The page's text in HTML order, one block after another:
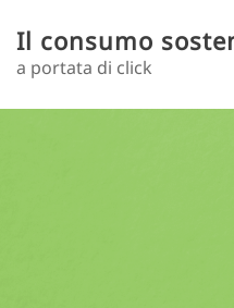
Il consumo
a portata di click